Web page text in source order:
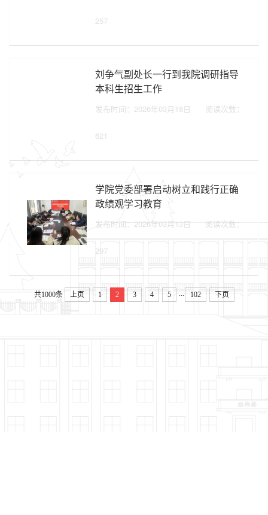
257
刘争气副处长一行到我院调研指导
本科生招生工作
发布时间：2026年03月18日 阅读次数：
621
学院党委部署启动树立和践行正确
政绩观学习教育
发布时间：2026年03月13日 阅读次数：
297
共1000条 上页 1 2 3 4 5 ... 102 下页